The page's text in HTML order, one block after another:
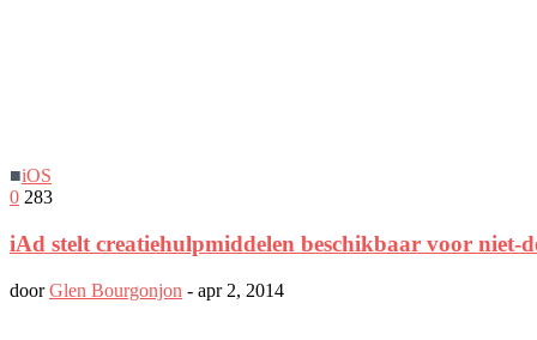
■iOS
0 283
iAd stelt creatiehulpmiddelen beschikbaar voor niet-
doorGlen Bourgonjon - apr 2, 2014